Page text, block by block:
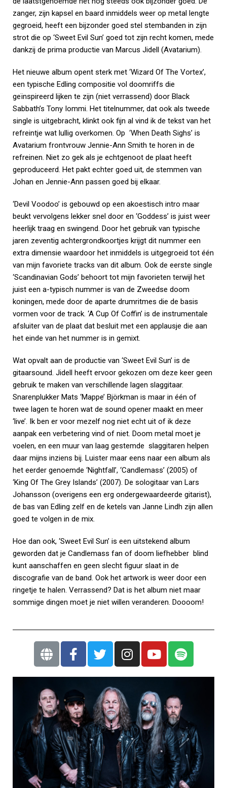
zanger, zijn kapsel en baard inmiddels weer op metal lengte
gegroeid, heeft een bijzonder goed stel stembanden in zijn
strot die op ‘Sweet Evil Sun’ goed tot zijn recht komen, mede
dankzij de prima productie van Marcus Jidell (Avatarium).
Het nieuwe album opent sterk met ‘Wizard Of The Vortex’,
een typische Edling compositie vol doomriffs die
geïnspireerd lijken te zijn (niet verrassend) door Black
Sabbath’s Tony Iommi. Het titelnummer, dat ook als tweede
single is uitgebracht, klinkt ook fijn al vind ik de tekst van het
refreintje wat lullig overkomen. Op ‘When Death Sighs’ is
Avatarium frontvrouw Jennie-Ann Smith te horen in de
refreinen. Niet zo gek als je echtgenoot de plaat heeft
geproduceerd. Het pakt echter goed uit, de stemmen van
Johan en Jennie-Ann passen goed bij elkaar.
‘Devil Voodoo’ is gebouwd op een akoestisch intro maar
beukt vervolgens lekker snel door en ‘Goddess’ is juist weer
heerlijk traag en swingend. Door het gebruik van typische
jaren zeventig achtergrondkoortjes krijgt dit nummer een
extra dimensie waardoor het inmiddels is uitgegroeid tot één
van mijn favoriete tracks van dit album. Ook de eerste single
‘Scandinavian Gods’ behoort tot mijn favorieten terwijl het
juist een a-typisch nummer is van de Zweedse doom
koningen, mede door de aparte drumritmes die de basis
vormen voor de track. ‘A Cup Of Coffin’ is de instrumentale
afsluiter van de plaat dat besluit met een applausje die aan
het einde van het nummer is in gemixt.
Wat opvalt aan de productie van ‘Sweet Evil Sun’ is de
gitaarsound. Jidell heeft ervoor gekozen om deze keer geen
gebruik te maken van verschillende lagen slaggitaar.
Snarenplukker Mats ‘Mappe’ Björkman is maar in één of
twee lagen te horen wat de sound opener maakt en meer
‘live’. Ik ben er voor mezelf nog niet echt uit of ik deze
aanpak een verbetering vind of niet. Doom metal moet je
voelen, en een muur van laag gestemde slaggitaren helpen
daar mijns inziens bij. Luister maar eens naar een album als
het eerder genoemde ‘Nightfall’, ‘Candlemass’ (2005) of
‘King Of The Grey Islands’ (2007). De sologitaar van Lars
Johansson (overigens een erg ondergewaardeerde gitarist),
de bas van Edling zelf en de ketels van Janne Lindh zijn allen
goed te volgen in de mix.
Hoe dan ook, ‘Sweet Evil Sun’ is een uitstekend album
geworden dat je Candlemass fan of doom liefhebber blind
kunt aanschaffen en geen slecht figuur slaat in de
discografie van de band. Ook het artwork is weer door een
ringetje te halen. Verrassend? Dat is het album niet maar
sommige dingen moet je niet willen veranderen. Doooom!